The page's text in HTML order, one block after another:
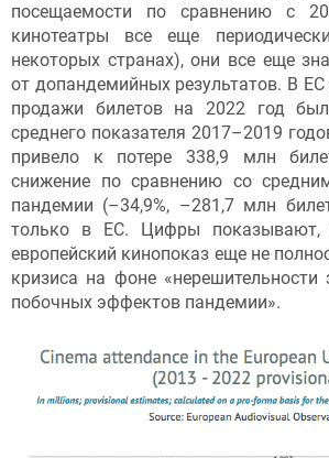
посещаемости по сравнению с
кинотеатры все еще
некоторых странах), они все еще
от допандемийных результатов. В
продажи билетов на 2022 год
среднего показателя 2017–2019
привело к потере 338,9 млн
снижение по сравнению со
пандемии (–34,9%, –281,7 млн
только в ЕС. Цифры показывают,
европейский кинопоказ еще не
кризиса на фоне «нерешительности
побочных эффектов пандемии».